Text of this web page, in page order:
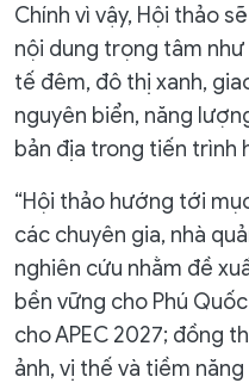
Chính vì vậy, Hội thảo
nội dung trọng tâm như
tế đêm, đô thị xanh,
nguyên biển, năng
bản địa trong tiến trình
“Hội thảo hướng tới
các chuyên gia, nhà
nghiên cứu nhằm đề
bền vững cho Phú
cho APEC 2027; đồng
ảnh, vị thế và tiềm